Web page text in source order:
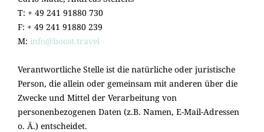
T: + 49 241 91880 730
F: + 49 241 91880 239
M: info@boost.travel
Verantwortliche Stelle ist die natürliche oder juristische
Person, die allein oder gemeinsam mit anderen über die
Zwecke und Mittel der Verarbeitung von
personenbezogenen Daten (z.B. Namen, E-Mail-Adressen
o. Ä.) entscheidet.